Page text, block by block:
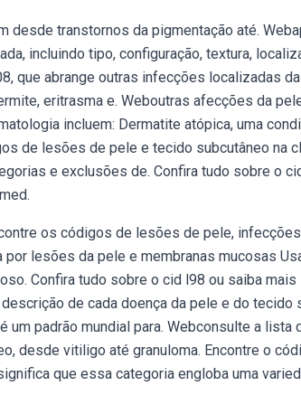
desde transtornos da pigmentação até.
incluindo tipo, configuração, textura,
que abrange outras infecções localizadas
eritrasma e. Weboutras afecções da
incluem: Dermatite atópica, uma
de lesões de pele e tecido subcutâneo na
e exclusões de. Confira tudo sobre o
os códigos de lesões de pele,
lesões da pele e membranas mucosas
Confira tudo sobre o cid l98 ou saiba
de cada doença da pele e do
um padrão mundial para. Webconsulte a
desde vitiligo até granuloma. Encontre o
que essa categoria engloba uma